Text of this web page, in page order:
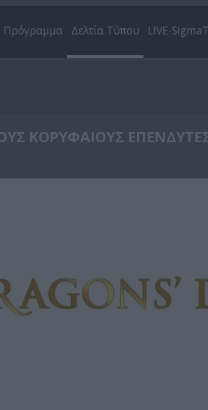
Πρόγραμμα Δελτία Τύπου LIVE-
ΚΟΡΥΦΑΙΟΥΣ ΕΠΕΝΔΥΤΕΣ